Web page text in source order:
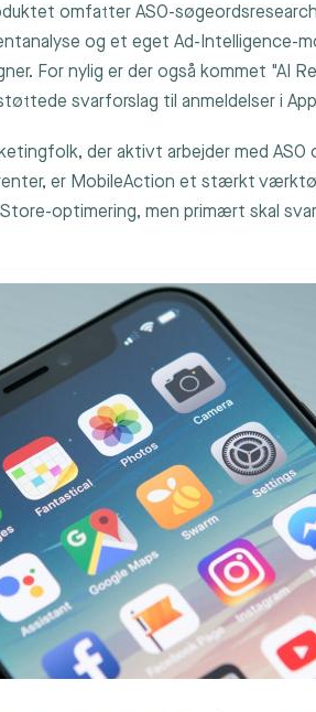
omfatter ASO-
og et eget Ad-Intelligence-
For nylig er der også kommet "AI
svarforslag til anmeldelser i
der aktivt arbejder med ASO
er MobileAction et stærkt
optimering, men primært skal